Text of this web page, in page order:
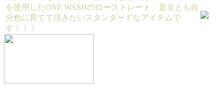
を使用したONE WASHのローストレート、是非とも自
分色に育てて頂きたいスタンダードなアイテムで
す！！！